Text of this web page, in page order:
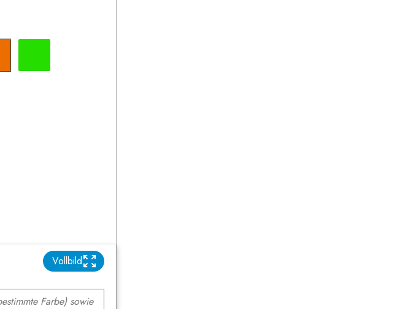
Orange Neongrün
Vollbild